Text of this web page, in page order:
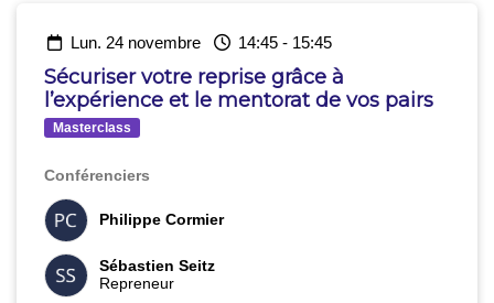
lun. 24 novembre 14:45- 15:45
Sécuriser votre reprise grâce à
l’expérience et le mentorat de vos pairs
Masterclass
Conférenciers
Philippe Cormier
Sébastien Seitz
Repreneur